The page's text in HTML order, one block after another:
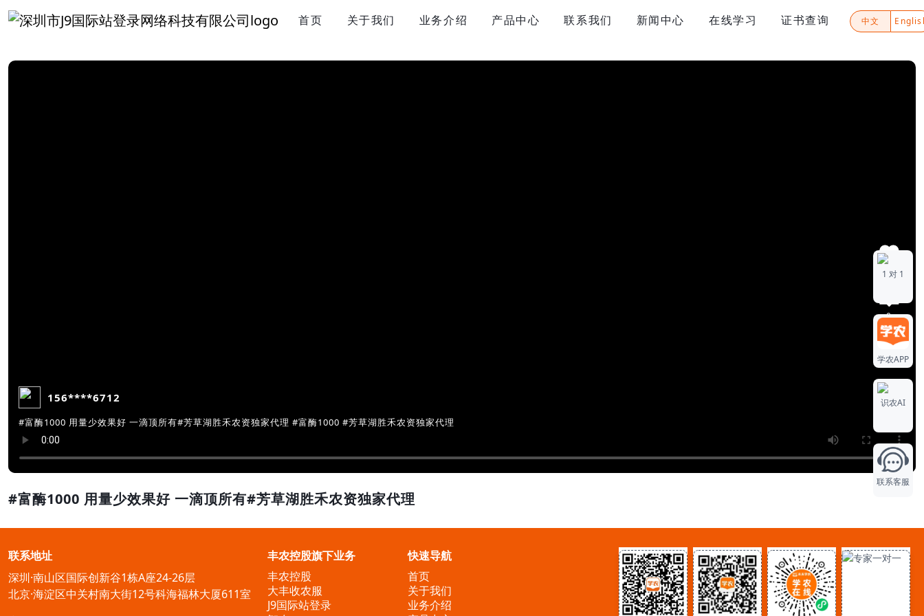
首页 关于我们 业务介绍 产品中心 联系我们 新闻中心 在线学习 证书查询 中文
156****6712
#富酶1000 用量少效果好 一滴顶所有#芳草湖胜禾农资独家代理 #富酶1000 #芳草湖胜禾农资独家代理
0
0
0
0
#富酶1000 用量少效果好 一滴顶所有#芳草湖胜禾农资独家代理
1 对 1
学农APP
识农AI
联系客服
联系地址
深圳·南山区国际创新谷1栋A座24-26层
北京·海淀区中关村南大街12号科海福林大厦611室
丰农控股旗下业务
丰农控股
大丰收农服
J9国际站登录
快速导航
首页
关于我们
业务介绍